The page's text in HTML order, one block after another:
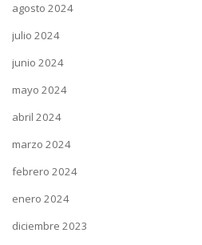
agosto 2024
julio 2024
junio 2024
mayo 2024
abril 2024
marzo 2024
febrero 2024
enero 2024
diciembre 2023